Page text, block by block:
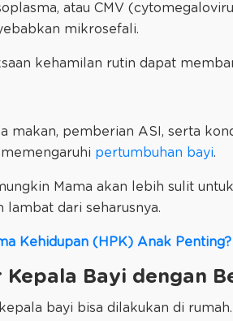
atau CMV
mikrosefali.
kehamilan rutin dapat
makan, pemberian ASI, serta
pertumbuhan bayi.
Mama akan lebih sulit
dari seharusnya.
Kehidupan (HPK) Anak Penting?
Bayi dengan
bayi bisa dilakukan di